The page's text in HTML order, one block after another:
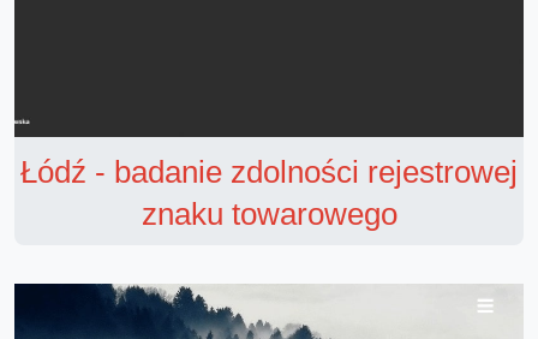
Łódź - badanie zdolności rejestrowej
znaku towarowego